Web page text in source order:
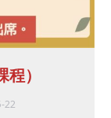
）
22